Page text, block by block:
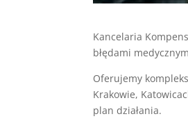
Kancelaria
błędami
Oferujemy
Krakowie,
plan działania.